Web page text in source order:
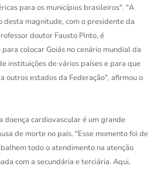
para os municípios brasileiros". "A
desta magnitude, com o presidente da
doutor Fausto Pinto, é
colocar Goiás no cenário mundial da
instituições de vários países e para que
outros estados da Federação", afirmou o
doença cardiovascular é um grande
de morte no país. "Esse momento foi de
todo o atendimento na atenção
com a secundária e terciária. Aqui,